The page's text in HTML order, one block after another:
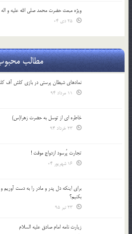
ویژه مبعث حضرت محمد صلی الله علیه و
مطالب
نمادهای شیطان پرستی در بازی کلش آف
خاطره ای از توسل به حضرت زهرا(س)
تجارت پُرسود ازدواج موقت !
براي اينكه دل پدر و مادر را به دست آوريم
بكنيم؟
زیارت نامه امام صادق علیه السلام